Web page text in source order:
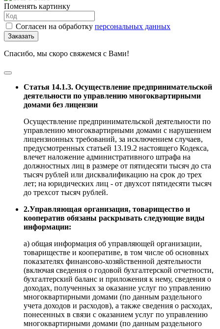
Поменять картинку
Согласен на обработку персональных данных
Заказать
Спасибо, мы скоро свяжемся с Вами!
Статья 14.1.3. Осуществление предпринимательской
деятельности по управлению многоквартирными
домами без лицензии
Осуществление предпринимательской деятельности по
управлению многоквартирными домами с нарушением
лицензионных требований, за исключением случаев,
предусмотренных статьей 13.19.2 настоящего Кодекса,
влечет наложение административного штрафа на
должностных лиц в размере от пятидесяти тысяч до ста
тысяч рублей или дисквалификацию на срок до трех
лет; на юридических лиц - от двухсот пятидесяти тысяч
до трехсот тысяч рублей.
2.Управляющая организация, товарищество и
кооператив обязаны раскрывать следующие виды
информации:
а) общая информация об управляющей организации,
товариществе и кооперативе, в том числе об основных
показателях финансово-хозяйственной деятельности
(включая сведения о годовой бухгалтерской отчетности,
бухгалтерский баланс и приложения к нему, сведения о
доходах, полученных за оказание услуг по управлению
многоквартирными домами (по данным раздельного
учета доходов и расходов), а также сведения о расходах,
понесенных в связи с оказанием услуг по управлению
многоквартирными домами (по данным раздельного